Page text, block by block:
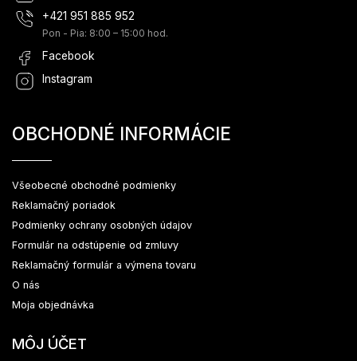
+421 951 885 952
Pon - Pia: 8:00 – 15:00 hod.
Facebook
Instagram
OBCHODNÉ INFORMÁCIE
Všeobecné obchodné podmienky
Reklamačný poriadok
Podmienky ochrany osobných údajov
Formulár na odstúpenie od zmluvy
Reklamačný formulár a výmena tovaru
O nás
Moja objednávka
MÔJ ÚČET